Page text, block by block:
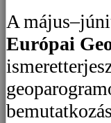
A
Európai